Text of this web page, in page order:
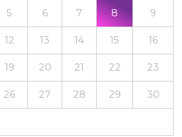
5 6 7 8 9
12 13 14 15 16
19 20 21 22 23
26 27 28 29 30